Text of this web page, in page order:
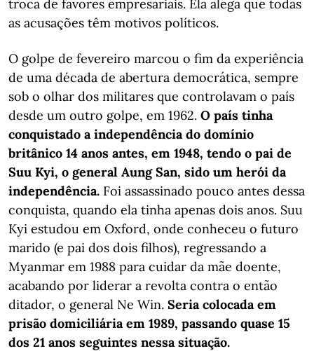
troca de favores empresariais. Ela alega que todas
as acusações têm motivos políticos.
O golpe de fevereiro marcou o fim da experiência
de uma década de abertura democrática, sempre
sob o olhar dos militares que controlavam o país
desde um outro golpe, em 1962. O país tinha
conquistado a independência do domínio
britânico 14 anos antes, em 1948, tendo o pai de
Suu Kyi, o general Aung San, sido um herói da
independência. Foi assassinado pouco antes dessa
conquista, quando ela tinha apenas dois anos. Suu
Kyi estudou em Oxford, onde conheceu o futuro
marido (e pai dos dois filhos), regressando a
Myanmar em 1988 para cuidar da mãe doente,
acabando por liderar a revolta contra o então
ditador, o general Ne Win. Seria colocada em
prisão domiciliária em 1989, passando quase 15
dos 21 anos seguintes nessa situação.